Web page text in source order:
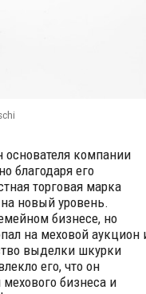
основателя компании
благодаря его
торговая марка
новый уровень.
бизнесе, но
на меховой аукцион
выделки шкурки
его, что он
бизнеса и